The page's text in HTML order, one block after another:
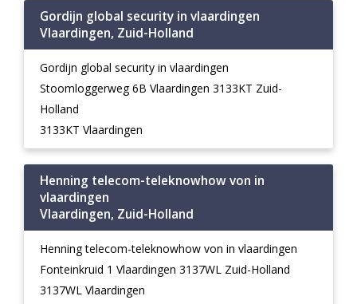
Gordijn global security in vlaardingen
Vlaardingen, Zuid-Holland
Gordijn global security in vlaardingen
Stoomloggerweg 6B Vlaardingen 3133KT Zuid-
Holland
3133KT Vlaardingen
Henning telecom-teleknowhow von in
vlaardingen
Vlaardingen, Zuid-Holland
Henning telecom-teleknowhow von in vlaardingen
Fonteinkruid 1 Vlaardingen 3137WL Zuid-Holland
3137WL Vlaardingen